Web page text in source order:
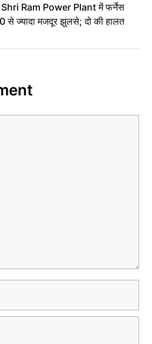
Shri Ram Power Plant में फर्नेस
से ज्यादा मजदूर झुलसे; दो की हालत